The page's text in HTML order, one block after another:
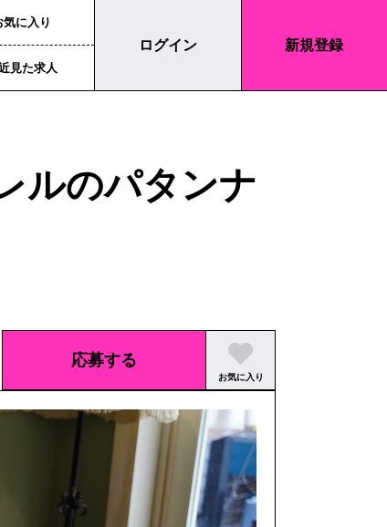
気に入り
見た求人
ログイン 新規登録
ルのパタンナ
応募する
お気に入り